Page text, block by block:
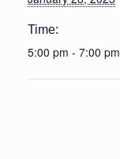
Time:
5:00 pm - 7:00 pm